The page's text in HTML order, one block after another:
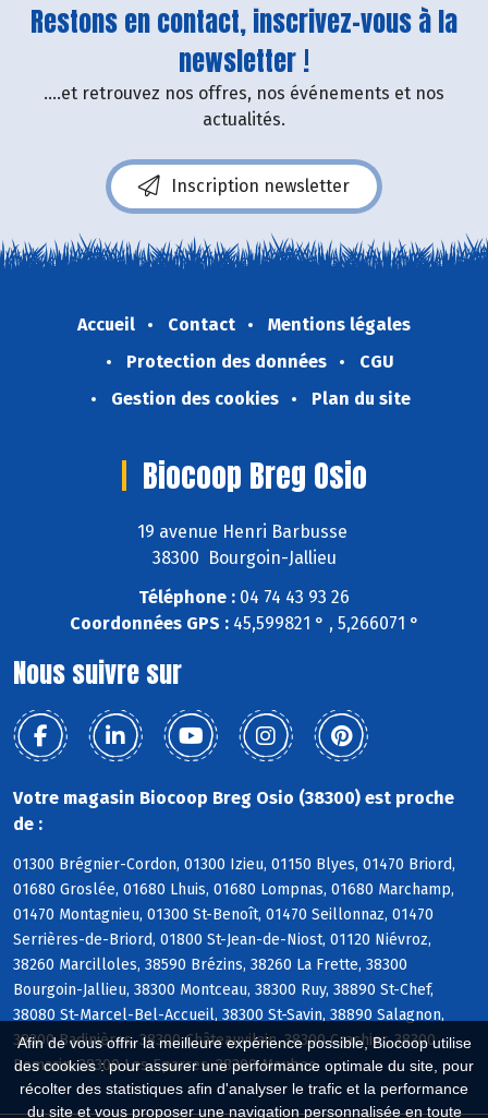
Afin de vous offrir la meilleure expérience possible, Biocoop utilise
des cookies : pour assurer une performance optimale du site, pour
récolter des statistiques afin d'analyser le trafic et la performance
du site et vous proposer une navigation personnalisée en toute
Restons en contact, inscrivez-vous à la
newsletter !
....et retrouvez nos offres, nos événements et nos
actualités.
Inscription newsletter
Accueil Contact
Mentions légales
Protection des données
CGU
Gestion des cookies
Plan du site
Biocoop Breg Osio
19 avenue Henri Barbusse
38300 Bourgoin-Jallieu
Téléphone : 04 74 43 93 26
Coordonnées GPS :45,599821 ° , 5,266071 °
Nous suivre sur
Votre magasin Biocoop Breg Osio (38300) est proche
de :
01300 Brégnier-Cordon, 01300 Izieu, 01150 Blyes, 01470 Briord,
01680 Groslée, 01680 Lhuis, 01680 Lompnas, 01680 Marchamp,
01470 Montagnieu, 01300 St-Benoît, 01470 Seillonnaz, 01470
Serrières-de-Briord, 01800 St-Jean-de-Niost, 01120 Niévroz,
38260 Marcilloles, 38590 Brézins, 38260 La Frette, 38300
Bourgoin-Jallieu, 38300 Montceau, 38300 Ruy, 38890 St-Chef,
38080 St-Marcel-Bel-Accueil, 38300 St-Savin, 38890 Salagnon,
38300 Badinières, 38300 Châteauvilain, 38300 Crachier, 38300
Domarin, 38300 Les Eparres, 38300 Maubec